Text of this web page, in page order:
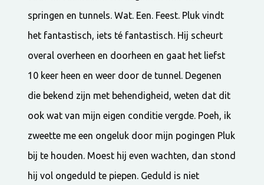
springen en tunnels. Wat. Een. Feest. Pluk vindt
het fantastisch, iets té fantastisch. Hij scheurt
overal overheen en doorheen en gaat het liefst
10 keer heen en weer door de tunnel. Degenen
die bekend zijn met behendigheid, weten dat dit
ook wat van mijn eigen conditie vergde. Poeh, ik
zweette me een ongeluk door mijn pogingen Pluk
bij te houden. Moest hij even wachten, dan stond
hij vol ongeduld te piepen. Geduld is niet